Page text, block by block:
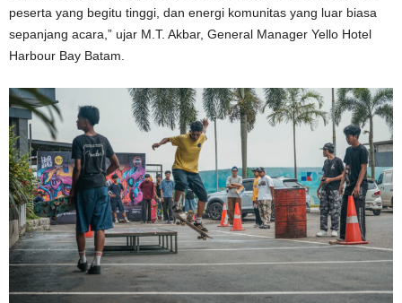
peserta yang begitu tinggi, dan energi komunitas yang luar biasa
sepanjang acara,” ujar M.T. Akbar, General Manager Yello Hotel
Harbour Bay Batam.